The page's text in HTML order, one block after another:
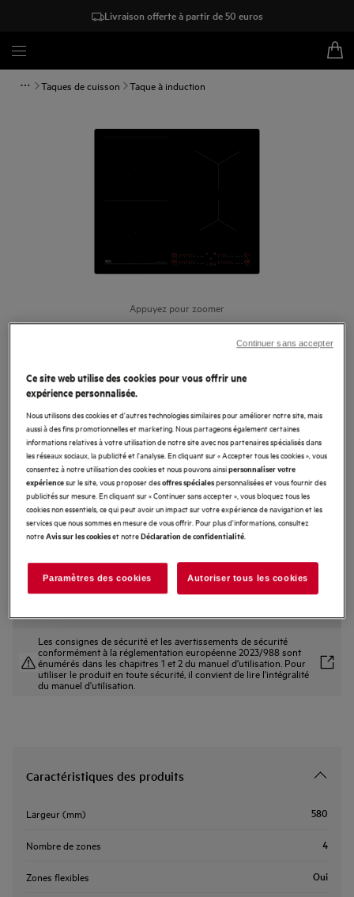
Livraison offerte à partir de 50 euros
Taques de cuisson Taque à induction
Appuyez pour zoomer
TI64IB1AIB
7000 SenseBoil - taque à induction,
60 cm
4.2 (13)
Fiche Produit UE
Avantages produit
Un frémissement constant avec la table à induction SenseBoil®
Le Boil Sensor maintient l’eau en l’état de frémissement
Hob2Hood® ajuste la vitesse du ventilateur lorsque la chaleur change.
Les consignes de sécurité et les avertissements de sécurité
conformément à la réglementation européenne 2023/988 sont
énumérés dans les chapitres 1 et 2 du manuel d'utilisation. Pour
utiliser le produit en toute sécurité, il convient de lire l'intégralité
du manuel d'utilisation.
Caractéristiques des produits
Largeur (mm) 580
Nombre de zones 4
Zones flexibles Oui
Ce site web utilise des cookies pour vous offrir une
expérience personnalisée.
Nous utilisons des cookies et d'autres technologies similaires pour améliorer notre site, mais
aussi à des fins promotionnelles et marketing. Nous partageons également certaines
informations relatives à votre utilisation de notre site avec nos partenaires spécialisés dans
les réseaux sociaux, la publicité et l'analyse. En cliquant sur « Accepter tous les cookies », vous
consentez à notre utilisation des cookies et nous pouvons ainsipersonnaliser votre
expériencesur le site, vous proposer desoffres spécialespersonnalisées et vous fournir des
publicités sur mesure. En cliquant sur « Continuer sans accepter », vous bloquez tous les
cookies non essentiels, ce qui peut avoir un impact sur votre expérience de navigation et les
services que nous sommes en mesure de vous offrir. Pour plus d'informations, consultez
notreAvis sur les cookieset notreDéclaration de confidentialité
Paramètres des cookies Autoriser tous les cookies
Continuer sans accepter